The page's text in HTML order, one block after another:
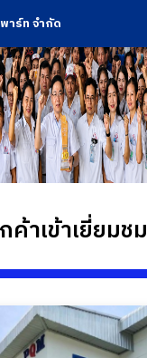
าร์ท จำกัด
ค้าเข้าเยี่ยมชม